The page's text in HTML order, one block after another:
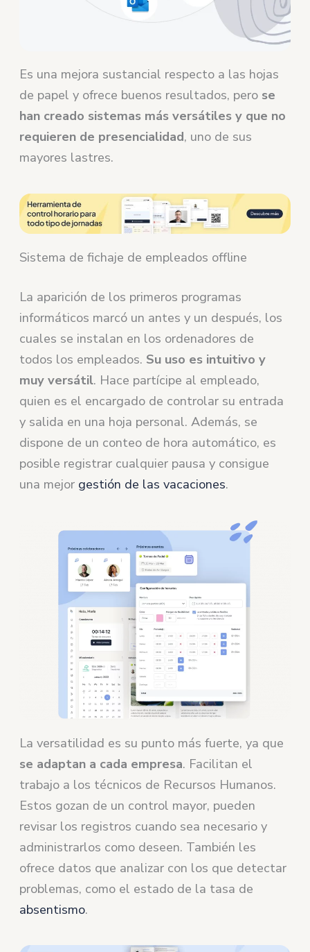
Es una mejora sustancial respecto a las hojas
de papel y ofrece buenos resultados, pero se
han creado sistemas más versátiles y que no
requieren de presencialidad, uno de sus
mayores lastres.
Sistema de fichaje de empleados offline
La aparición de los primeros programas
informáticos marcó un antes y un después, los
cuales se instalan en los ordenadores de
todos los empleados. Su uso es intuitivo y
muy versátil. Hace partícipe al empleado,
quien es el encargado de controlar su entrada
y salida en una hoja personal. Además, se
dispone de un conteo de hora automático, es
posible registrar cualquier pausa y consigue
una mejor gestión de las vacaciones.
La versatilidad es su punto más fuerte, ya que
se adaptan a cada empresa. Facilitan el
trabajo a los técnicos de Recursos Humanos.
Estos gozan de un control mayor, pueden
revisar los registros cuando sea necesario y
administrarlos como deseen. También les
ofrece datos que analizar con los que detectar
problemas, como el estado de la tasa de
absentismo.